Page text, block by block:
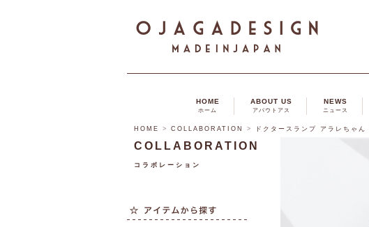
HOME
ホーム
ABOUT US
アバウトアス
NEWS
ニュース
HOME > COLLABORATION > ドクタースランプ アラレちゃん
COLLABORATION
コラボレーション